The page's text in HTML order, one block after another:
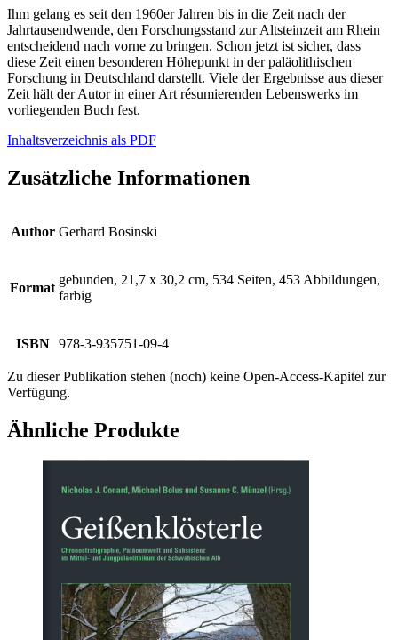
Ihm gelang es seit den 1960er Jahren bis in die Zeit nach der
Jahrtausendwende, den Forschungsstand zur Altsteinzeit am Rhein
entscheidend nach vorne zu bringen. Schon jetzt ist sicher, dass
diese Zeit einen besonderen Höhepunkt in der paläolithischen
Forschung in Deutschland darstellt. Viele der Ergebnisse aus dieser
Zeit hält der Autor in einer Art résumierenden Lebenswerks im
vorliegenden Buch fest.
Inhaltsverzeichnis als PDF
Zusätzliche Informationen
Author Gerhard Bosinski
Format
gebunden, 21,7 x 30,2 cm, 534 Seiten, 453 Abbildungen,
farbig
ISBN 978-3-935751-09-4
Zu dieser Publikation stehen (noch) keine Open-Access-Kapitel zur
Verfügung.
Ähnliche Produkte